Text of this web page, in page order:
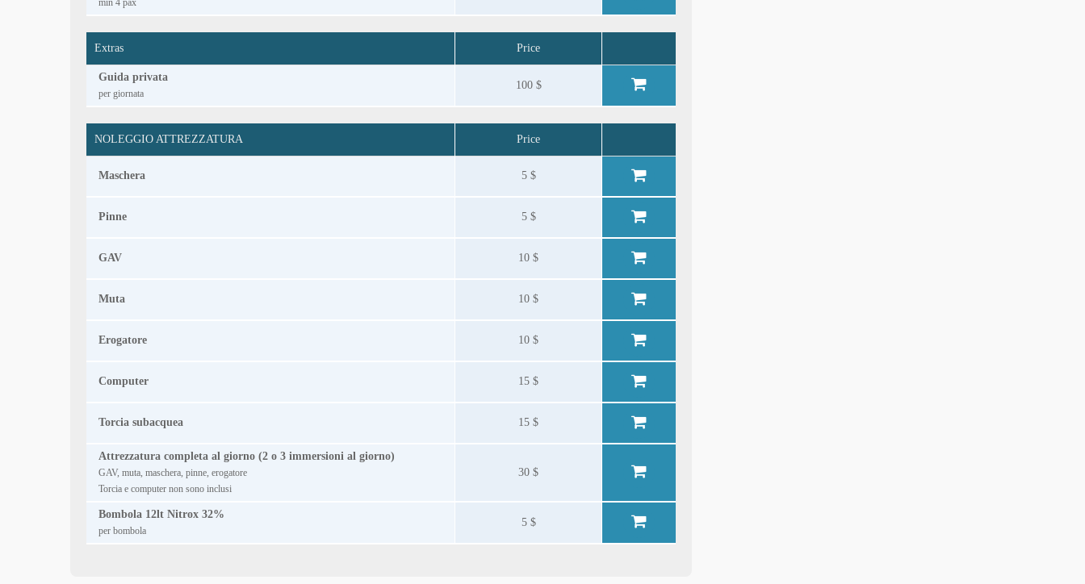
min 4 pax
Extras Price
Guida privata
per giornata
100 $
NOLEGGIO ATTREZZATURA Price
Maschera 5 $
Pinne 5 $
GAV 10 $
Muta 10 $
Erogatore 10 $
Computer 15 $
Torcia subacquea 15 $
Attrezzatura completa al giorno (2 o 3 immersioni al giorno)
GAV, muta, maschera, pinne, erogatore
Torcia e computer non sono inclusi
30 $
Bombola 12lt Nitrox 32%
per bombola
5 $